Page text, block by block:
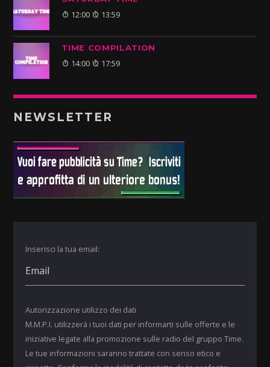
12:00 13:59
TIME COMPILATION
14:00 17:59
NEWSLETTER
Inserisci la tua email:
Autorizzazione utilizzo dei dati
M.M.P.I. utilizzerà i tuoi dati per informarti sulle offerte e le
iniziative legate alla promozione sulle radio del gruppo Time.
Le tue informazioni saranno trattate con senso etico e